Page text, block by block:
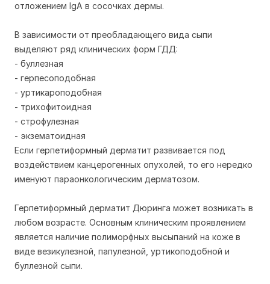
отложением IgA в сосочках дермы.
В зависимости от преобладающего вида сыпи
выделяют ряд клинических форм ГДД:
- буллезная
- герпесоподобная
- уртикароподобная
- трихофитоидная
- строфулезная
- экзематоидная
Если герпетиформный дерматит развивается под
воздействием канцерогенных опухолей, то его нередко
именуют параонкологическим дерматозом.
Герпетиформный дерматит Дюринга может возникать в
любом возрасте. Основным клиническим проявлением
является наличие полиморфных высыпаний на коже в
виде везикулезной, папулезной, уртикоподобной и
буллезной сыпи.